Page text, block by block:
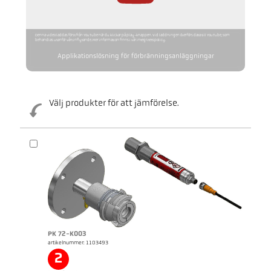
Denna video laddas först från YouTube när du klickar på play-knappen. Vid laddningen överförs data till YouTube, som
behandlas utanför vårt inflytande. Mer information finns i vår integritetspolicy.
Applikationslösning för förbränningsanläggningar
Välj produkter för att jämförelse.
PK 72-K003
artikelnummer: 1103493
2
broschyr CellaTemp PK PKF PKL